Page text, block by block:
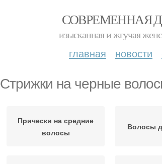
СОВРЕМЕННАЯ
изысканная и жгучая
главная новости
Стрижки на черные
Прически на средние
волосы
Волосы